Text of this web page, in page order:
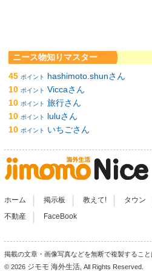
ニース物知りマスター
45 ポイント
hashimoto.shunさん
10 ポイント Viccaさん
10 ポイント 旅行さん
10 ポイント
luluさん
10 ポイント いちごさん
ホーム 掲示板 教えて! タウン
不動産 FaceBook
掲載の文章・画像写真などを無断で複製するこ
© 2026 ジモモ 海外生活 , All Rights Reserved.